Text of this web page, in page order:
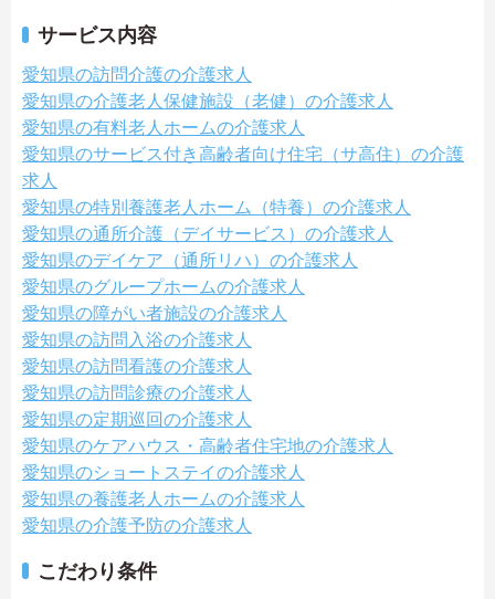
サービス内容
愛知県の訪問介護の介護求人
愛知県の介護老人保健施設（老健）の介護求人
愛知県の有料老人ホームの介護求人
愛知県のサービス付き高齢者向け住宅（サ高住）の介護
求人
愛知県の特別養護老人ホーム（特養）の介護求人
愛知県の通所介護（デイサービス）の介護求人
愛知県のデイケア（通所リハ）の介護求人
愛知県のグループホームの介護求人
愛知県の障がい者施設の介護求人
愛知県の訪問入浴の介護求人
愛知県の訪問看護の介護求人
愛知県の訪問診療の介護求人
愛知県の定期巡回の介護求人
愛知県のケアハウス・高齢者住宅地の介護求人
愛知県のショートステイの介護求人
愛知県の養護老人ホームの介護求人
愛知県の介護予防の介護求人
こだわり条件